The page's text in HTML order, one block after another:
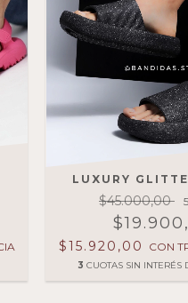
LUXURY
$45.000,00
$15.920,00 CON
3 CUOTAS SIN INTERÉS